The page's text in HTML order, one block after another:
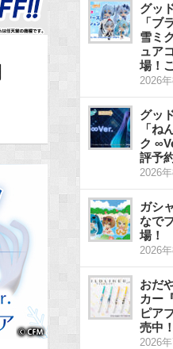
グッ
「ブ
雪ミ
ュア
場！
2026
グッ
「ね
ク
評予
2026
ガシ
なで
場！
2026
おだ
カー
ピア
売中！
2026